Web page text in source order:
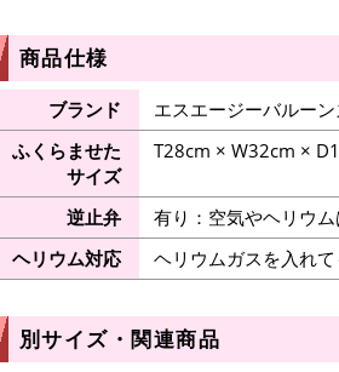
商品仕様
ブランド
エスエージーバルー
ふくらませた
サイズ
T28cm × W32cm ×
逆止弁
有り：空気やヘリウ
ヘリウム対応
ヘリウムガスを入れて
別サイズ・関連商品